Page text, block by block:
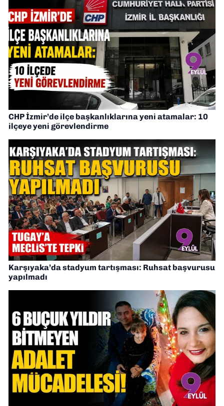
CHP İzmir’de ilçe başkanlıklarına yeni atamalar: 10
ilçeye yeni görevlendirme
Karşıyaka’da stadyum tartışması: Ruhsat başvurusu
yapılmadı